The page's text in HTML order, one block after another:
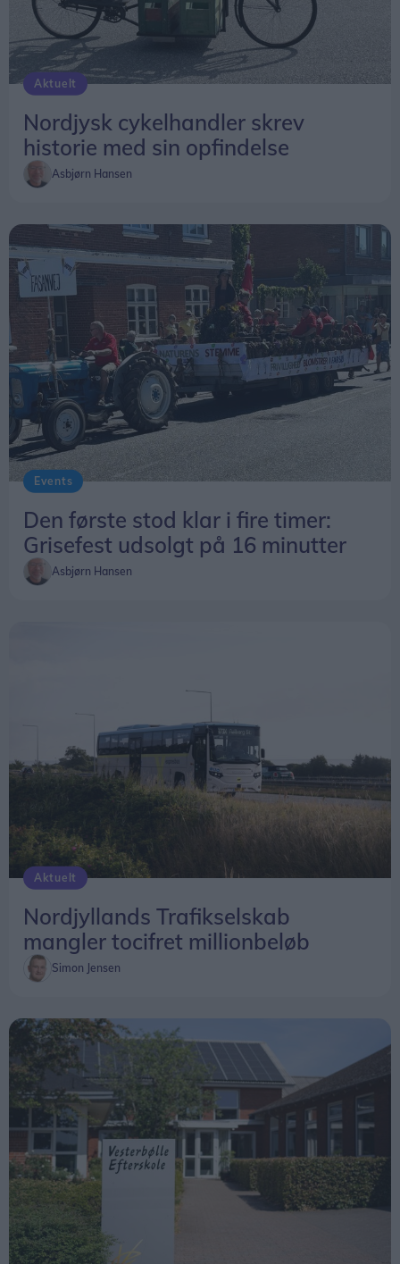
Aktuelt
Nordjysk cykelhandler skrev
historie med sin opfindelse
Asbjørn Hansen
Events
Den første stod klar i fire timer:
Grisefest udsolgt på 16 minutter
Asbjørn Hansen
Aktuelt
Nordjyllands Trafikselskab
mangler tocifret millionbeløb
Simon Jensen